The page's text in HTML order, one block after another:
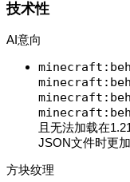
技术性
AI意向
且无法加载在
JSON文件时更加
方块纹理